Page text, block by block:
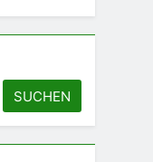
SUCHEN
Mit
Sie
auf.